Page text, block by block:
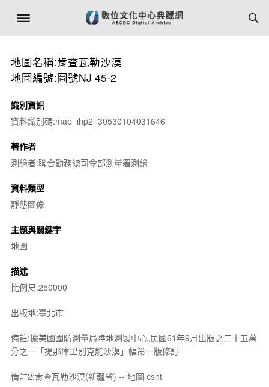
地圖名稱:肯查瓦勒沙漠
地圖編號:圖號NJ 45-2
識別資訊
資料識別碼:map_ihp2_30530104031646
著作者
測繪者:聯合勤務總司令部測量署測繪
資料類型
靜態圖像
主題與關鍵字
地圖
描述
比例尺:250000
出版地:臺北市
備註:據美國國防測量局陸地測製中心,民國61年9月出版之二十五萬
分之一「提那庫里別克能沙漠」幅第一版修訂
備註2:肯查瓦勒沙漠(新疆省) -- 地圖 csht